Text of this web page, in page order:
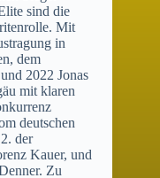
sind die
Mit
in
dem
2022 Jonas
mit klaren
deutschen
der
Kauer, und
Zu